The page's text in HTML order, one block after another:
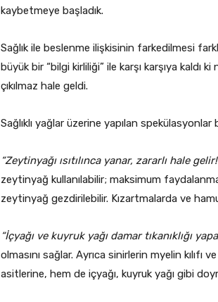
kaybetmeye başladık.
Sağlık ile beslenme ilişkisinin farkedilmesi
büyük bir “bilgi kirliliği” ile karşı karşıya
çıkılmaz hale geldi.
Sağlıklı yağlar üzerine yapılan spekülasyonlar
“Zeytinyağı ısıtılınca yanar, zararlı hale
zeytinyağ kullanılabilir; maksimum
zeytinyağ gezdirilebilir. Kızartmalarda ve
“İçyağı ve kuyruk yağı damar tıkanıklığı
olmasını sağlar. Ayrıca sinirlerin myelin
asitlerine, hem de içyağı, kuyruk yağı gibi